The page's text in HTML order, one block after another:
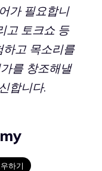
가 필요합니
고 토크쇼 등
하고 목소리를
를 창조해낼
합니다.